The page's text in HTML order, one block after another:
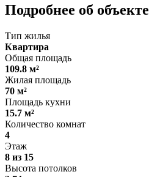
Подробнее об объекте
Тип жилья
Квартира
Общая площадь
109.8 м²
Жилая площадь
70 м²
Площадь кухни
15.7 м²
Количество комнат
4
Этаж
8 из 15
Высота потолков